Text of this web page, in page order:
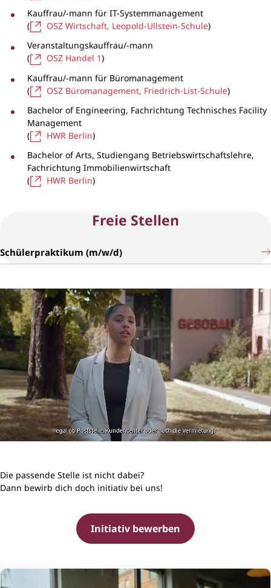
Kauffrau/-mann für IT-Systemmanagement
(
OSZ Wirtschaft, Leopold-Ullstein-Schule)
Veranstaltungskauffrau/-mann
(
OSZ Handel 1)
Kauffrau/-mann für Büromanagement
(
OSZ Büromanagement, Friedrich-List-Schule)
Bachelor of Engineering, Fachrichtung Technisches Facility
Management
(
HWR Berlin)
Bachelor of Arts, Studiengang Betriebswirtschaftslehre,
Fachrichtung Immobilienwirtschaft
(
HWR Berlin)
Freie Stellen
Schülerpraktikum (m/w/d)
Die passende Stelle ist nicht dabei?
Dann bewirb dich doch initiativ bei uns!
Initiativ bewerben